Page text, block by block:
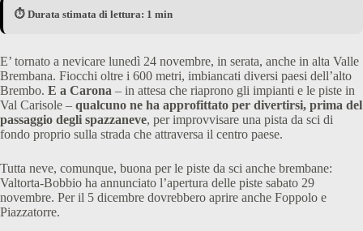
⏱️ Durata stimata di lettura: 1 min
E’ tornato a nevicare lunedì 24 novembre, in serata, anche in alta Valle
Brembana. Fiocchi oltre i 600 metri, imbiancati diversi paesi dell’alto
Brembo. E a Carona – in attesa che riaprono gli impianti e le piste in
Val Carisole – qualcuno ne ha approfittato per divertirsi, prima del
passaggio degli spazzaneve, per improvvisare una pista da sci di
fondo proprio sulla strada che attraversa il centro paese.
Tutta neve, comunque, buona per le piste da sci anche brembane:
Valtorta-Bobbio ha annunciato l’apertura delle piste sabato 29
novembre. Per il 5 dicembre dovrebbero aprire anche Foppolo e
Piazzatorre.